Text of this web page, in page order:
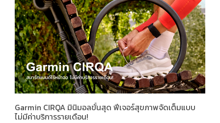
Garmin CIRQA มินิมอลขั้นสุด ฟีเจอร์สุขภาพจัดเต็มแบบ
ไม่มีค่าบริการรายเดือน!